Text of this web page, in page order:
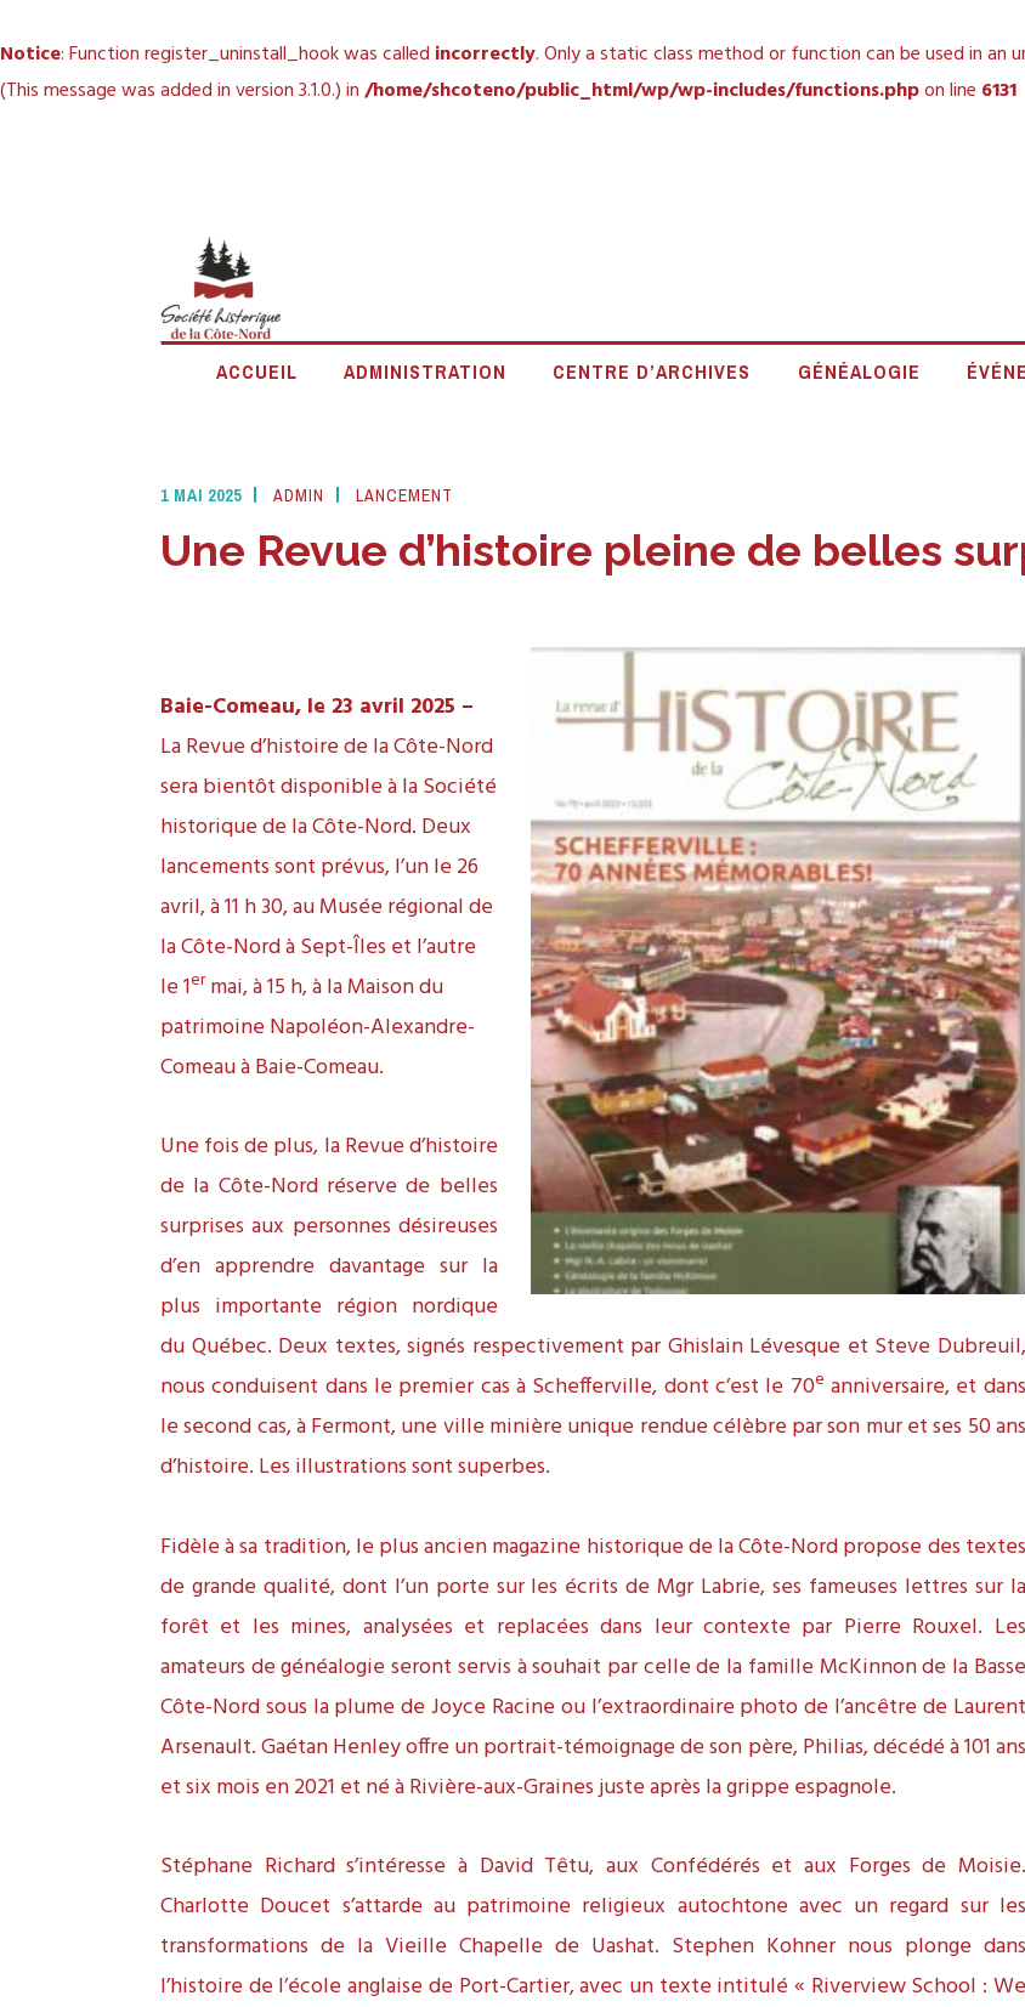
Notice: Function register_uninstall_hook was called incorrectly. Only a static class method or function can be used in an
(This message was added in version 3.1.0.) in/home/shcoteno/public_html/wp/wp-includes/functions.phpon line 6131
SOCIÉTÉ HISTORIQUE
ACCUEIL ADMINISTRATION CENTRE D’ARCHIVES GÉNÉALOGIE
1 MAI 2025 ADMIN LANCEMENT
Une Revue d’histoire pleine de belles
Baie-Comeau, le 23 avril 2025 –
La Revue d’histoire de la Côte-Nord
sera bientôt disponible à la Société
historique de la Côte-Nord. Deux
lancements sont prévus, l’un le 26
avril, à 11 h 30, au Musée régional de
la Côte-Nord à Sept-Îles et l’autre
le 1ermai, à 15 h, à la Maison du
patrimoine Napoléon-Alexandre-
Comeau à Baie-Comeau.
Une fois de plus, la Revue d’histoire
de la Côte-Nord réserve de belles
surprises aux personnes désireuses
d’en apprendre davantage sur la
plus importante région nordique
du Québec. Deux textes, signés respectivement par Ghislain Lévesque et Steve Dubreuil,
nous conduisent dans le premier cas à Schefferville, dont c’est le 70e anniversaire, et dans
le second cas, à Fermont, une ville minière unique rendue célèbre par son mur et ses 50 ans
d’histoire. Les illustrations sont superbes.
Fidèle à sa tradition, le plus ancien magazine historique de la Côte-Nord propose des textes
de grande qualité, dont l’un porte sur les écrits de Mgr Labrie, ses fameuses lettres sur la
forêt et les mines, analysées et replacées dans leur contexte par Pierre Rouxel. Les
amateurs de généalogie seront servis à souhait par celle de la famille McKinnon de la Basse
Côte-Nord sous la plume de Joyce Racine ou l’extraordinaire photo de l’ancêtre de Laurent
Arsenault. Gaétan Henley offre un portrait-témoignage de son père, Philias, décédé à 101 ans
et six mois en 2021 et né à Rivière-aux-Graines juste après la grippe espagnole.
Stéphane Richard s’intéresse à David Têtu, aux Confédérés et aux Forges de Moisie.
Charlotte Doucet s’attarde au patrimoine religieux autochtone avec un regard sur les
transformations de la Vieille Chapelle de Uashat. Stephen Kohner nous plonge dans
l’histoire de l’école anglaise de Port-Cartier, avec un texte intitulé « Riverview School : We